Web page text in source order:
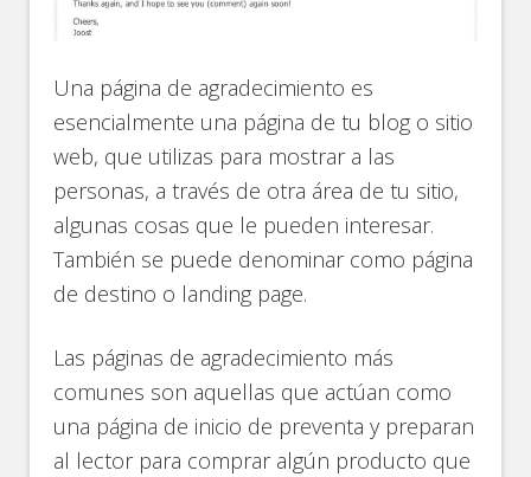
Una página de agradecimiento es
esencialmente una página de tu blog o sitio
web, que utilizas para mostrar a las
personas, a través de otra área de tu sitio,
algunas cosas que le pueden interesar.
También se puede denominar como página
de destino o landing page.
Las páginas de agradecimiento más
comunes son aquellas que actúan como
una página de inicio de preventa y preparan
al lector para comprar algún producto que